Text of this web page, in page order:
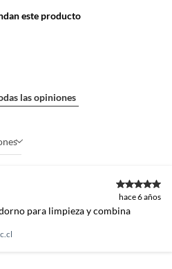
este producto
las opiniones
hace 6 años
para limpieza y combina